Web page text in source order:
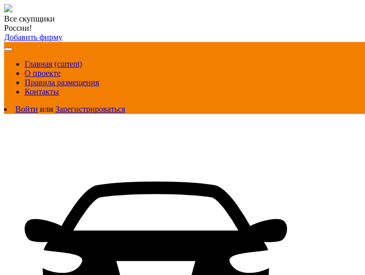
Все скупщики
России!
Добавить фирму
Главная (current)
О проекте
Правила размещения
Контакты
Войти или Зарегистрироваться